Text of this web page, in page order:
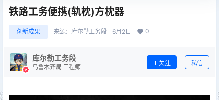
铁路工务便携(轨枕)方枕器
创新成果 来源： 库尔勒工务段 6月2日 0
库尔勒工务段
乌鲁木齐局 工程师
关注 私信